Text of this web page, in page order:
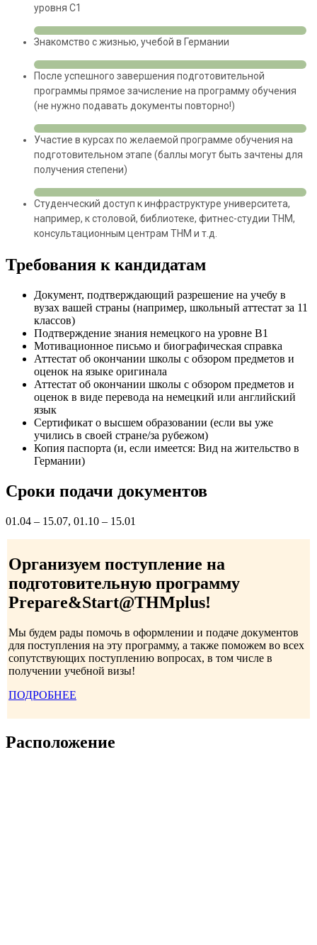
уровня C1
Знакомство с жизнью, учебой в Германии
После успешного завершения подготовительной
программы прямое зачисление на программу обучения
(не нужно подавать документы повторно!)
Участие в курсах по желаемой программе обучения на
подготовительном этапе (баллы могут быть зачтены для
получения степени)
Студенческий доступ к инфраструктуре университета,
например, к столовой, библиотеке, фитнес-студии THM,
консультационным центрам THM и т.д.
Требования к кандидатам
Документ, подтверждающий разрешение на учебу в
вузах вашей страны (например, школьный аттестат за 11
классов)
Подтверждение знания немецкого на уровне В1
Мотивационное письмо и биографическая справка
Аттестат об окончании школы с обзором предметов и
оценок на языке оригинала
Аттестат об окончании школы с обзором предметов и
оценок в виде перевода на немецкий или английский
язык
Сертификат о высшем образовании (если вы уже
учились в своей стране/за рубежом)
Копия паспорта (и, если имеется: Вид на жительство в
Германии)
Сроки подачи документов
01.04 – 15.07, 01.10 – 15.01
Организуем поступление на
подготовительную программу
Prepare&Start@THMplus!
Мы будем рады помочь в оформлении и подаче документов
для поступления на эту программу, а также поможем во всех
сопутствующих поступлению вопросах, в том числе в
получении учебной визы!
ПОДРОБНЕЕ
Расположение